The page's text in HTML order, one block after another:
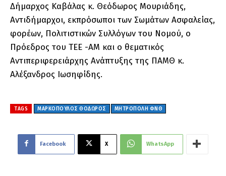
Δήμαρχος Καβάλας κ. Θεόδωρος Μουριάδης,
Αντιδήμαρχοι, εκπρόσωποι των Σωμάτων Ασφαλείας,
φορέων, Πολιτιστικών Συλλόγων του Νομού, ο
Πρόεδρος του ΤΕΕ -ΑΜ και ο θεματικός
Αντιπεριφερειάρχης Ανάπτυξης της ΠΑΜΘ κ.
Αλέξανδρος Ιωσηφίδης.
TAGS ΜΑΡΚΟΠΟΥΛΟΣ ΘΟΔΩΡΟΣ ΜΗΤΡΟΠΟΛΗ ΦΝΘ
Facebook X WhatsApp